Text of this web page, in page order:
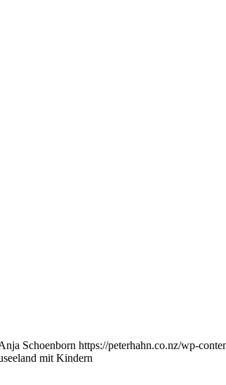
Schoenborn https://peterhahn.co.nz/wp-
mit Kindern